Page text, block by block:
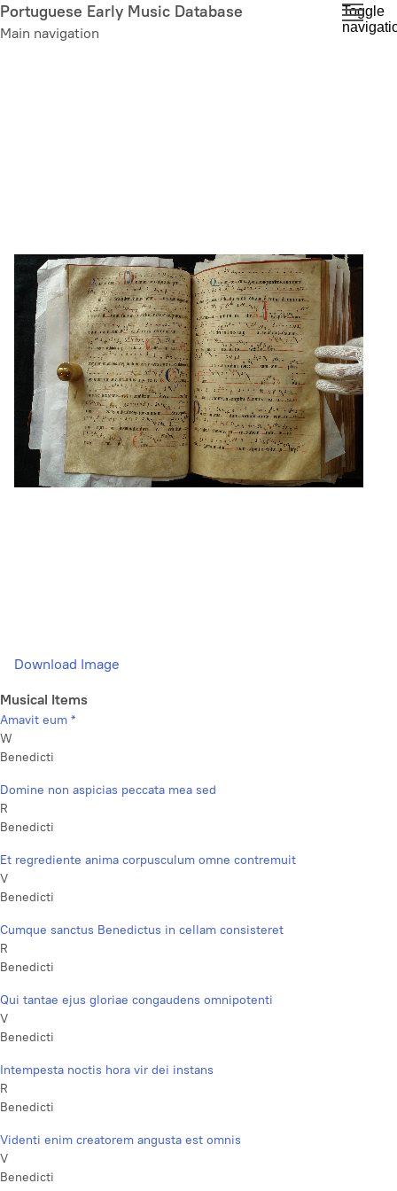
Skip
to
Portuguese Early Music Database
Main navigation
Toggle
Download Image
Musical Items
Amavit eum *
W
Benedicti
Domine non aspicias peccata mea sed
R
Benedicti
Et regrediente anima corpusculum omne contremuit
V
Benedicti
Cumque sanctus Benedictus in cellam consisteret
R
Benedicti
Qui tantae ejus gloriae congaudens omnipotenti
V
Benedicti
Intempesta noctis hora vir dei instans
R
Benedicti
Videnti enim creatorem angusta est omnis
V
Benedicti